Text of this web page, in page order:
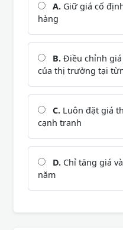
A. Giữ giá cố
hàng
B. Điều chỉnh
của thị trường tại
C. Luôn đặt giá
cạnh tranh
D. Chỉ tăng giá
năm